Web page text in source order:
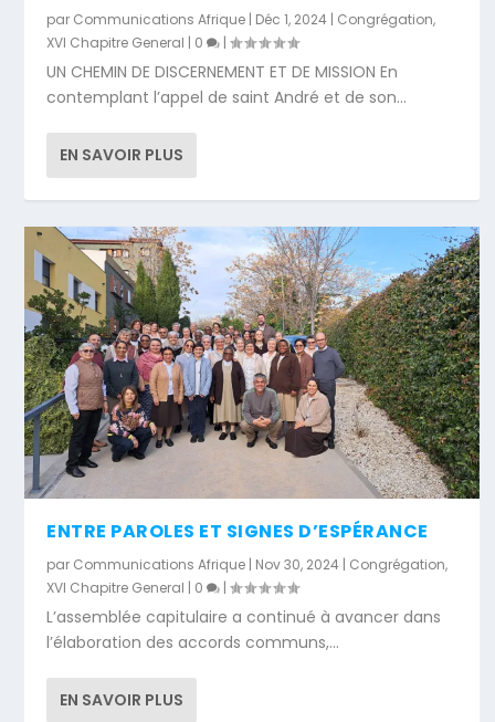
par Communications Afrique | Déc 1, 2024 | Congrégation,
XVI Chapitre General | 0 |
UN CHEMIN DE DISCERNEMENT ET DE MISSION En
contemplant l’appel de saint André et de son...
EN SAVOIR PLUS
ENTRE PAROLES ET SIGNES D’ESPÉRANCE
par Communications Afrique | Nov 30, 2024 | Congrégation,
XVI Chapitre General | 0 |
L’assemblée capitulaire a continué à avancer dans
l’élaboration des accords communs,...
EN SAVOIR PLUS